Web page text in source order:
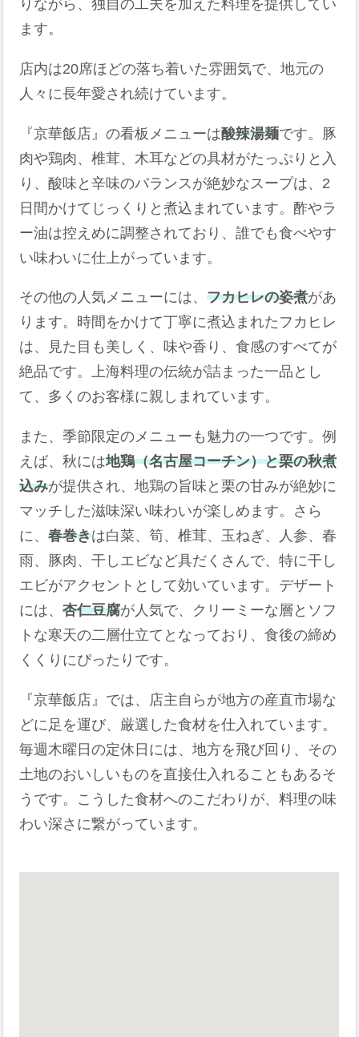
りながら、独自の工夫を加えた料理を提供してい
ます。
店内は20席ほどの落ち着いた雰囲気で、地元の
人々に長年愛され続けています。
『京華飯店』の看板メニューは酸辣湯麺です。豚
肉や鶏肉、椎茸、木耳などの具材がたっぷりと入
り、酸味と辛味のバランスが絶妙なスープは、2
日間かけてじっくりと煮込まれています。酢やラ
ー油は控えめに調整されており、誰でも食べやす
い味わいに仕上がっています。
その他の人気メニューには、フカヒレの姿煮があ
ります。時間をかけて丁寧に煮込まれたフカヒレ
は、見た目も美しく、味や香り、食感のすべてが
絶品です。上海料理の伝統が詰まった一品とし
て、多くのお客様に親しまれています。
また、季節限定のメニューも魅力の一つです。例
えば、秋には地鶏（名古屋コーチン）と栗の秋煮
込みが提供され、地鶏の旨味と栗の甘みが絶妙に
マッチした滋味深い味わいが楽しめます。さら
に、春巻きは白菜、筍、椎茸、玉ねぎ、人参、春
雨、豚肉、干しエビなど具だくさんで、特に干し
エビがアクセントとして効いています。デザート
には、杏仁豆腐が人気で、クリーミーな層とソフ
トな寒天の二層仕立てとなっており、食後の締め
くくりにぴったりです。
『京華飯店』では、店主自らが地方の産直市場な
どに足を運び、厳選した食材を仕入れています。
毎週木曜日の定休日には、地方を飛び回り、その
土地のおいしいものを直接仕入れることもあるそ
うです。こうした食材へのこだわりが、料理の味
わい深さに繋がっています。